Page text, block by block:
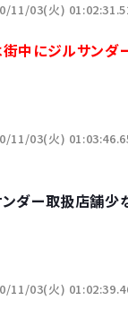
11/03(火)
中にジルサンダ
11/03(火)
ダー取扱店舗少
11/03(火)